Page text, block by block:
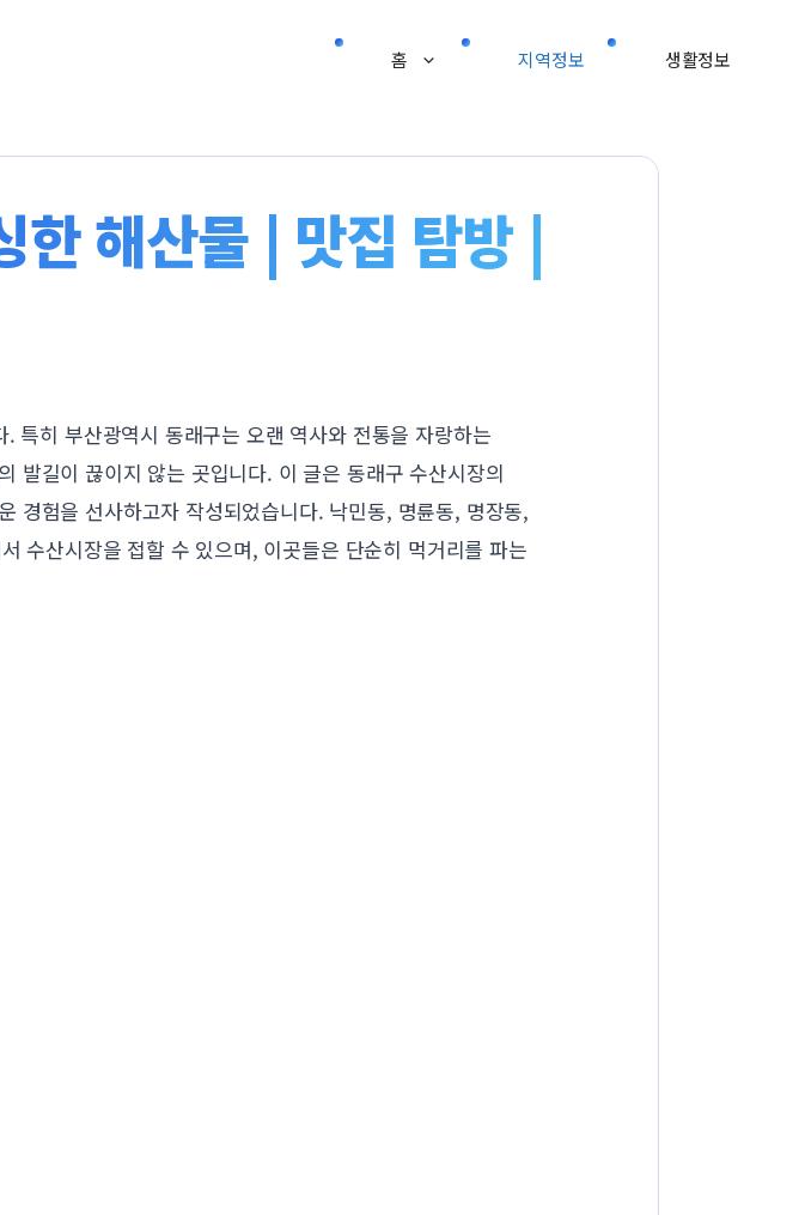
홈 지역정보 생활정보
한 해산물 | 맛집 탐방 |
특히 부산광역시 동래구는 오랜 역사와 전통을 자랑하는
발길이 끊이지 않는 곳입니다. 이 글은 동래구 수산시장의
경험을 선사하고자 작성되었습니다. 낙민동, 명륜동, 명장동,
수산시장을 접할 수 있으며, 이곳들은 단순히 먹거리를 파는